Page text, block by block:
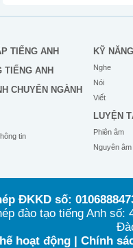
TIẾNG ANH
TIẾNG ANH
CHUYÊN NGÀNH
tin
KỸ NĂNG
Nghe
Nói
Viết
LUYỆN
Phiên âm
Nguyên âm
ĐKKD số:
đào tạo tiếng Anh
hoạt động| Chính